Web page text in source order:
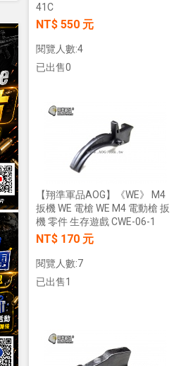
41C
NT$ 550 元
閱覽人數:4
已出售0
【翔準軍品AOG】《WE》 M4
扳機 WE 電槍 WE M4 電動槍 扳
機 零件 生存遊戲 CWE-06-1
NT$ 170 元
閱覽人數:7
已出售1